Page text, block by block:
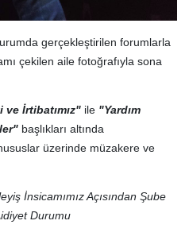
gerçekleştirilen forumlarla
çekilen aile fotoğrafıyla sona
İrtibatımız" ile "Yardım
başlıkları altında
üzerinde müzakere ve
İnsicamımız Açısından Şube
Durumu